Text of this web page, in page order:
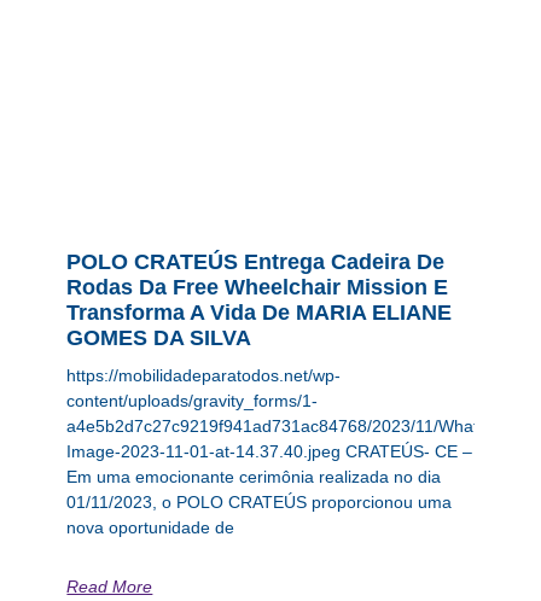
POLO CRATEÚS Entrega Cadeira De
Rodas Da Free Wheelchair Mission E
Transforma A Vida De MARIA ELIANE
GOMES DA SILVA
https://mobilidadeparatodos.net/wp-
content/uploads/gravity_forms/1-
a4e5b2d7c27c9219f941ad731ac84768/2023/11/WhatsApp-
Image-2023-11-01-at-14.37.40.jpeg CRATEÚS- CE –
Em uma emocionante cerimônia realizada no dia
01/11/2023, o POLO CRATEÚS proporcionou uma
nova oportunidade de
Read More